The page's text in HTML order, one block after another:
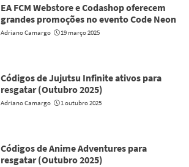
EA FCM Webstore e Codashop oferecem
grandes promoções no evento Code Neon
Adriano Camargo 19 março 2025
Códigos de Jujutsu Infinite ativos para
resgatar (Outubro 2025)
Adriano Camargo 1 outubro 2025
Códigos de Anime Adventures para
resgatar (Outubro 2025)